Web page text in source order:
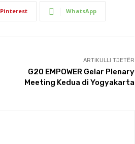
Pinterest WhatsApp
ARTIKULLI TJETËR
G20 EMPOWER Gelar Plenary
Meeting Kedua di Yogyakarta